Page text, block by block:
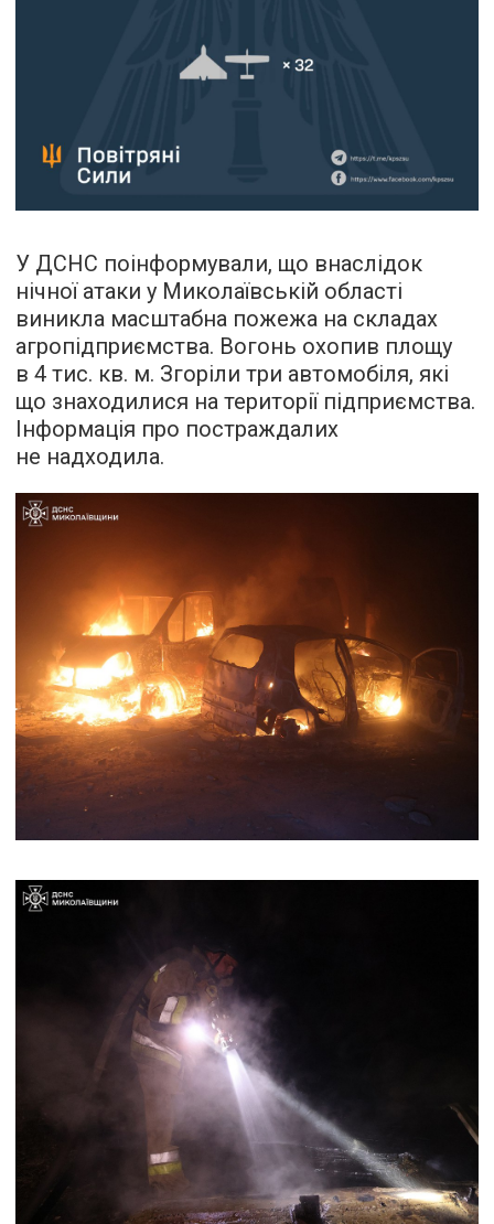
У ДСНС поінформували, що внаслідок
нічної атаки у Миколаївській області
виникла масштабна пожежа на складах
агропідприємства. Вогонь охопив площу
в 4 тис. кв. м. Згоріли три автомобіля, які
що знаходилися на території підприємства.
Інформація про постраждалих
не надходила.